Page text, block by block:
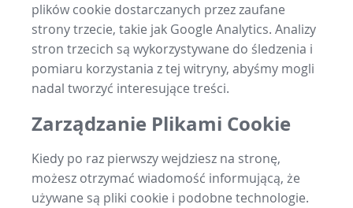
plików cookie dostarczanych przez zaufane
strony trzecie, takie jak Google Analytics. Analizy
stron trzecich są wykorzystywane do śledzenia i
pomiaru korzystania z tej witryny, abyśmy mogli
nadal tworzyć interesujące treści.
Zarządzanie Plikami Cookie
Kiedy po raz pierwszy wejdziesz na stronę,
możesz otrzymać wiadomość informującą, że
używane są pliki cookie i podobne technologie.